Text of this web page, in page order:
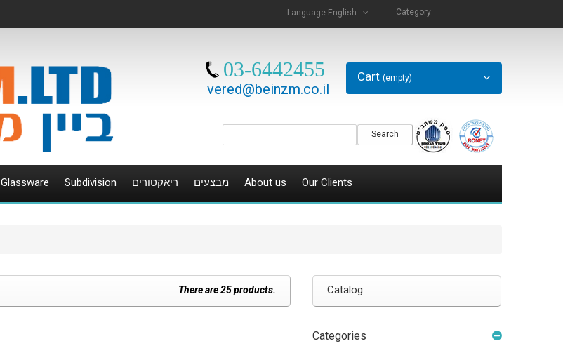
Language English Category
Search
03-6442455
vered@beinzm.co.il
Glassware Subdivision ריאקטורים מבצעים About us Our Clients
Cart (empty)
There are 25 products. Catalog
Categories